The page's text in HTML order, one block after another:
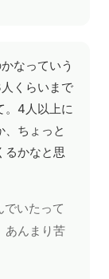
なっていう
くらいまで
。4人以上に
、ちょっと
るかなと思
でいたって
あんまり苦